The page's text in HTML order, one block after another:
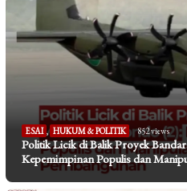
ESAI , HUKUM & POLITIK 852 views
Politik Licik di Balik Proyek
Kepemimpinan Populis dan